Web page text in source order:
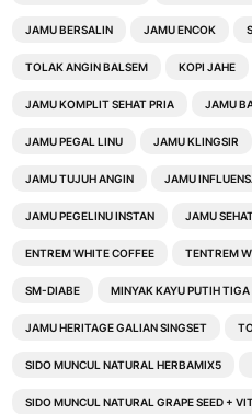
JAMU BERSALIN JAMU ENCOK
TOLAK ANGIN BALSEM KOPI JAHE
JAMU KOMPLIT SEHAT PRIA JAMU
JAMU PEGAL LINU JAMU KLINGSIR
JAMU TUJUH ANGIN JAMU
JAMU PEGELINU INSTAN JAMU
ENTREM WHITE COFFEE TENTREM
SM-DIABE MINYAK KAYU PUTIH
JAMU HERITAGE GALIAN SINGSET
SIDO MUNCUL NATURAL HERBAMIX5
SIDO MUNCUL NATURAL GRAPE SEED +